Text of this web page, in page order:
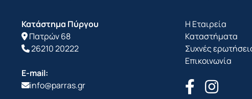
Κατάστημα Πύργου
Πατρών 68
26210 20222
E-mail:
info@parras.gr
Η Εταιρεία
Καταστήματα
Συχνές
Επικοινωνία